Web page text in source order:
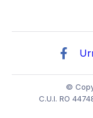
©
C.U.I. RO